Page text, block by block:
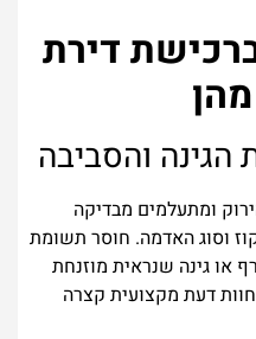
דירת
והסביבה
ומתעלמים מבדיקה
וסוג האדמה. חוסר תשומת
או גינה שנראית מוזנחת
דעת מקצועית קצרה